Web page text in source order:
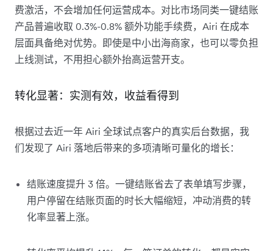
费激活，不会增加任何运营成本。对比市场同类一键结账
产品普遍收取 0.3%-0.8% 额外功能手续费，Airi 在成本
层面具备绝对优势。即使是中小出海商家，也可以零负担
上线测试，不用担心额外抬高运营开支。
转化显著：实测有效，收益看得到
根据过去近一年 Airi 全球试点客户的真实后台数据，我
们发现了 Airi 落地后带来的多项清晰可量化的增长：
结账速度提升 3 倍。一键结账省去了表单填写步骤，
用户停留在结账页面的时长大幅缩短，冲动消费的转
化率显著上涨。